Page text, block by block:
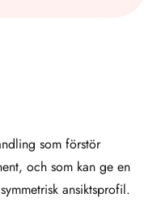
som förstör
och som kan ge en
ansiktsprofil.